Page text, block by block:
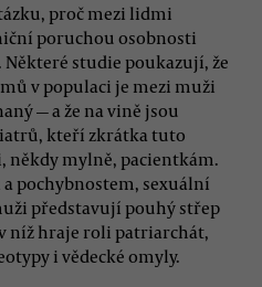
proč mezi lidmi
poruchou osobnosti
studie poukazují, že
v populaci je mezi muži
— a že na vině jsou
kteří zkrátka tuto
někdy mylně, pacientkám.
pochybnostem, sexuální
představují pouhý střep
níž hraje roli patriarchát,
i vědecké omyly.